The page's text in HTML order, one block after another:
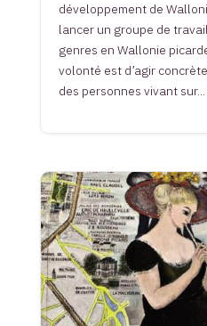
développement de
lancer un groupe de
genres en Wallonie
volonté est d’agir
des personnes vivant sur...